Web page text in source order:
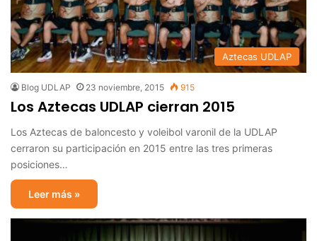
Aztecas UDLAP
Blog UDLAP 23 noviembre, 2015 915
Los Aztecas UDLAP cierran 2015
Los Aztecas de baloncesto y voleibol varonil de la UDLAP
cerraron su participación en 2015 entre las tres primeras
posiciones…
Leer más »